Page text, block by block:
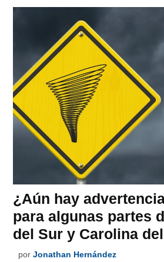
¿Aún hay
para algunas partes
del Sur y Carolina
por Jonathan Hernández